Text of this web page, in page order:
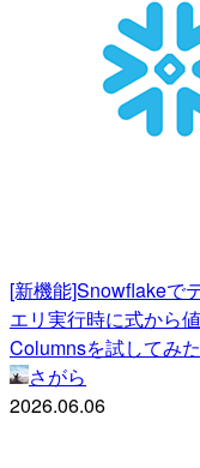
[新機能]Snowflakeで
エリ実行時に式から
Columnsを試してみた
さがら
2026.06.06